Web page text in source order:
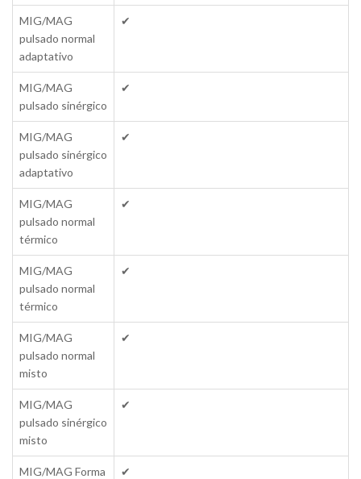
MIG/MAG
pulsado normal
adaptativo
✔
MIG/MAG
pulsado sinérgico
✔
MIG/MAG
pulsado sinérgico
adaptativo
✔
MIG/MAG
pulsado normal
térmico
✔
MIG/MAG
pulsado normal
térmico
✔
MIG/MAG
pulsado normal
misto
✔
MIG/MAG
pulsado sinérgico
misto
✔
MIG/MAG Forma ✔